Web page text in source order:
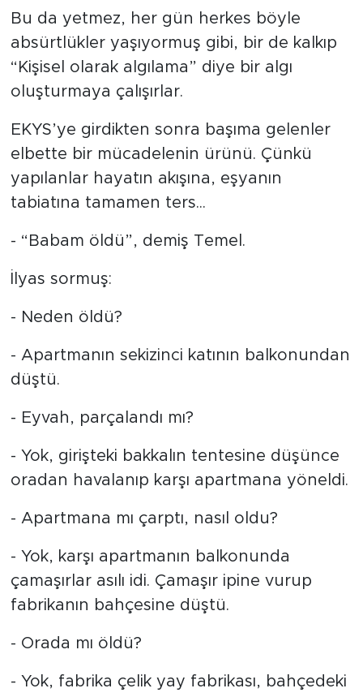
Bu da yetmez, her gün herkes böyle
absürtlükler yaşıyormuş gibi, bir de kalkıp
“Kişisel olarak algılama” diye bir algı
oluşturmaya çalışırlar.
EKYS’ye girdikten sonra başıma gelenler
elbette bir mücadelenin ürünü. Çünkü
yapılanlar hayatın akışına, eşyanın
tabiatına tamamen ters...
- “Babam öldü”, demiş Temel.
İlyas sormuş:
- Neden öldü?
- Apartmanın sekizinci katının balkonundan
düştü.
- Eyvah, parçalandı mı?
- Yok, girişteki bakkalın tentesine düşünce
oradan havalanıp karşı apartmana yöneldi.
- Apartmana mı çarptı, nasıl oldu?
- Yok, karşı apartmanın balkonunda
çamaşırlar asılı idi. Çamaşır ipine vurup
fabrikanın bahçesine düştü.
- Orada mı öldü?
- Yok, fabrika çelik yay fabrikası, bahçedeki
KÜLTÜR SANAT
YAŞAM
TARİH
KADIN
SAĞLIK
SİYASET
MEDYA KÖŞESİ
FOTO GALERİ
SOSYAL MEDYA